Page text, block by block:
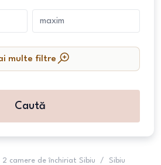
multe filtre
Caută
camere de închiriat Sibiu /
Sibiu